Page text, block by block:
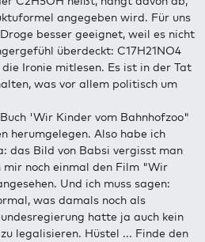
angegeben wird. Für uns
besser geeignet, weil es nicht
überdeckt: C17H21NO4
Ironie mitlesen. Es ist in der Tat
was vor allem politisch um
'Wir Kinder vom Bahnhofzoo"
herumgelegen. Also habe ich
das Bild von Babsi vergisst man
mir noch einmal den Film "Wir
Und ich muss sagen:
was damals noch als
hatte ja auch kein
legalisieren. Hüstel ... Finde den